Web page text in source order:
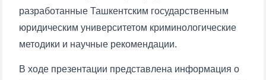
разработанные Ташкентским государственным
юридическим университетом криминологические
методики и научные рекомендации.
В ходе презентации представлена информация о